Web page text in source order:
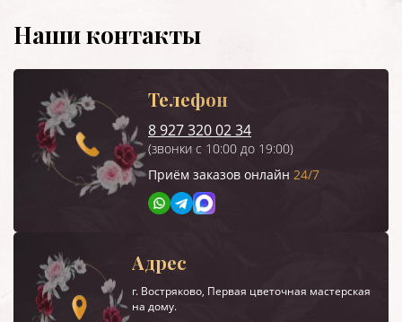
Наши контакты
Телефон
8 927 320 02 34
(звонки с 10:00 до 19:00)
Приём заказов онлайн 24/7
Адрес
г. Востряково, Первая цветочная мастерская
на дому.